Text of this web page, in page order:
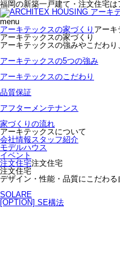
福岡の新築一戸建て・注文住宅
menu
アーキテックスの家づくり アーキ
アーキテックスの家づくり
アーキテックスの強みやこだわ
アーキテックスの5つの強み
アーキテックスのこだわり
品質保証
アフターメンテナンス
家づくりの流れ
アーキテックスについて
会社情報スタッフ紹介
モデルハウス
イベント
注文住宅注文住宅
注文住宅
デザイン・性能・品質にこだわる
SOLARE
[OPTION] SE構法